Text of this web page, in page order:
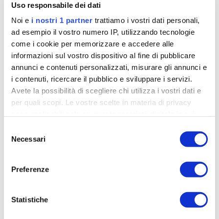
Uso responsabile dei dati
Noi e i nostri 1 partner trattiamo i vostri dati personali,
ad esempio il vostro numero IP, utilizzando tecnologie
come i cookie per memorizzare e accedere alle
informazioni sul vostro dispositivo al fine di pubblicare
annunci e contenuti personalizzati, misurare gli annunci e
i contenuti, ricercare il pubblico e sviluppare i servizi.
Avete la possibilità di scegliere chi utilizza i vostri dati e
per quali scopi. Le vostre scelte in materia di privacy
revocare il proprio consenso in qualsiasi momento dalla
Dichiarazione sui cookie o facendo clic sull'icona di
e imposta le tue preferenze nella
sezione dettagli. Puoi
modificare o ritirare il tuo consenso in qualsiasi momento
delNecessari
Preferenze
Statistiche
Petacchi, dica lei: come vede la scelta di
Cav?
Anche Petacchi nel 2013 arrivò nella squadra di
Lefevere e si mise a disposizione di Cavendish.
Crede davvero che il britannico farà lo stesso?